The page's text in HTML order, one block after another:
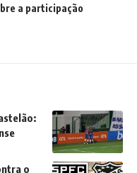
a participação
o